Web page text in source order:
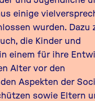
einige
wurden. Dazu
die Kinder und
einem für ihre
Alter vor den
Aspekten der
sowie Eltern